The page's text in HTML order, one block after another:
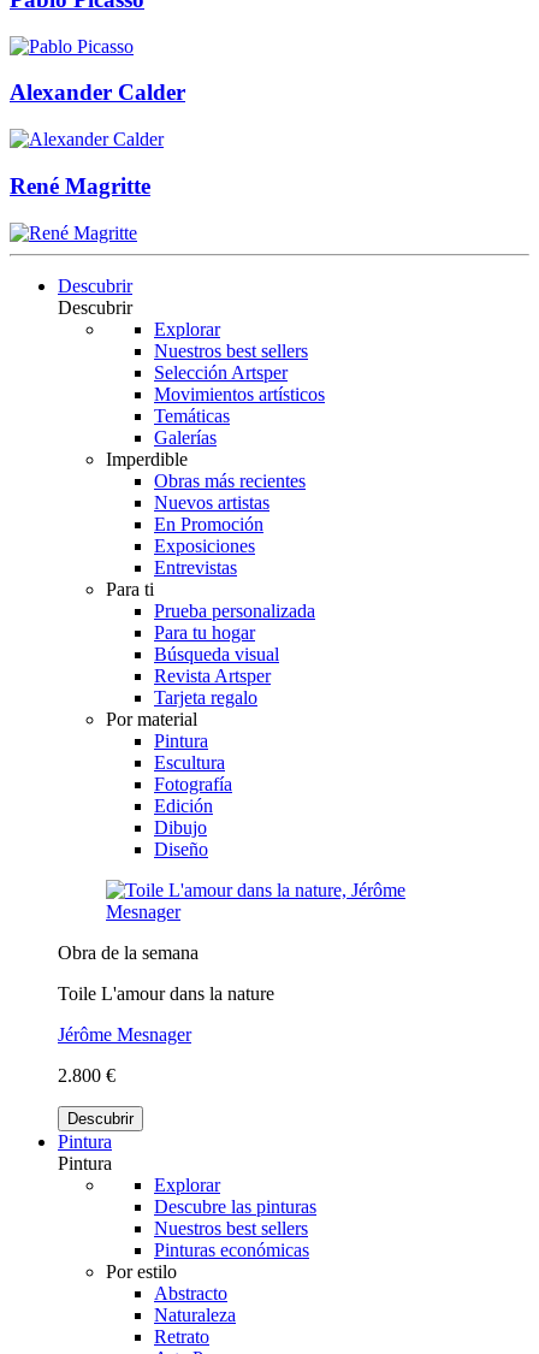
Alexander Calder
René Magritte
Descubrir
Descubrir
Explorar
Nuestros best sellers
Selección Artsper
Movimientos artísticos
Temáticas
Galerías
Imperdible
Obras más recientes
Nuevos artistas
En Promoción
Exposiciones
Entrevistas
Para ti
Prueba personalizada
Para tu hogar
Búsqueda visual
Revista Artsper
Tarjeta regalo
Por material
Pintura
Escultura
Fotografía
Edición
Dibujo
Diseño
Obra de la semana
Toile L'amour dans la nature
Jérôme Mesnager
2.800 €
Descubrir
Pintura
Pintura
Explorar
Descubre las pinturas
Nuestros best sellers
Pinturas económicas
Por estilo
Abstracto
Naturaleza
Retrato